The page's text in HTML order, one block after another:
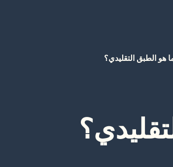
هو الطبق التقليدي؟